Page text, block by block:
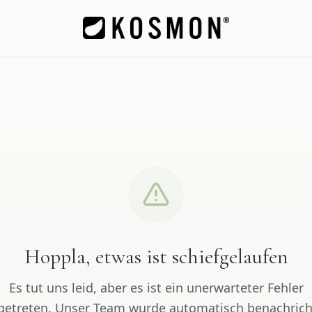
Hoppla, etwas ist schiefgelaufen
Es tut uns leid, aber es ist ein unerwarteter Fehler
Unser Team wurde automatisch